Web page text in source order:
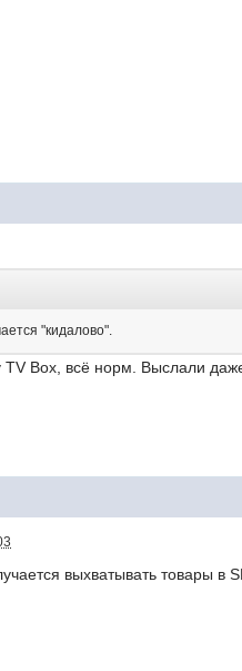
"кидалово".
TV Box, всё норм. Выслали
выхватывать товары